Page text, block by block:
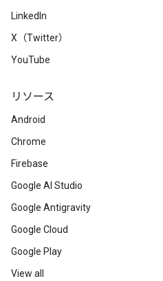
LinkedIn
X（Twitter）
YouTube
リソース
Android
Chrome
Firebase
Google AI Studio
Google Antigravity
Google Cloud
Google Play
View all